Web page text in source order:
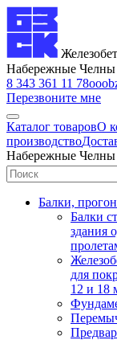
Набережные Челны
8 343 361 11 78
Перезвоните мне
Каталог товаровО
производство
Набережные Челны
Балки,
Балки
здания
для
12 и 18